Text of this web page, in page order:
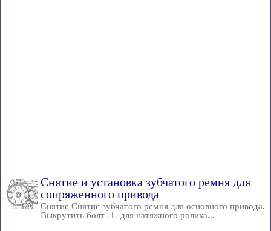
Снятие и установка зубчатого ремня для
сопряженного привода
Снятие Снятие зубчатого ремня для основного привода.
Выкрутить болт -1- для натяжного ролика...